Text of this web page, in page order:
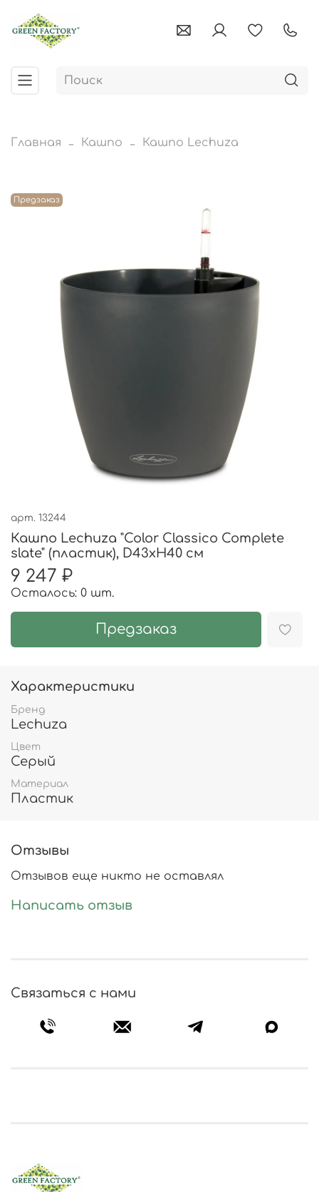
Главная Кашпо Кашпо Lechuza
Предзаказ
арт. 13244
Кашпо Lechuza "Color Classico Complete
slate" (пластик), D43xH40 см
9 247 ₽
Осталось: 0 шт.
Предзаказ
Характеристики
Бренд
Lechuza
Цвет
Серый
Материал
Пластик
Отзывы
Отзывов еще никто не оставлял
Написать отзыв
Связаться с нами